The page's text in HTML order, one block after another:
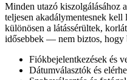
Minden utazó kiszolgálásához
teljesen akadálymentesnek
különösen a látássérültek,
idősebbek — nem biztos, hogy
Fiókbejelentkezések és
Dátumválasztók és